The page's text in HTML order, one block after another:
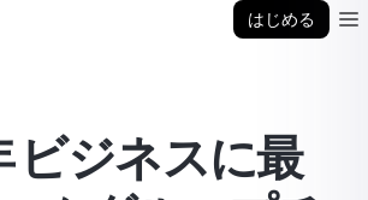
はじめる
ビジネスに最